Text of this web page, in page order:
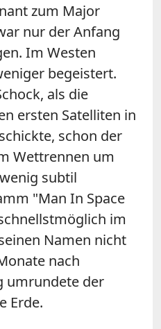
zum Major
nur der Anfang
Im Westen
begeistert.
als die
ersten Satelliten in
schon der
Wettrennen um
subtil
"Man In Space
im
Namen nicht
nach
umrundete der
Erde.